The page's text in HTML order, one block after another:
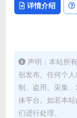
详情介绍
声明：本站所
创发布。任何个
制、盗用、采集
体平台。如若本
们进行处理。